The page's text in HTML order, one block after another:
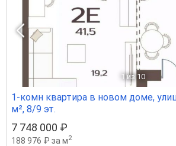
1 из 10
1-комн квартира в новом доме,
м², 8/9 эт.
7 748 000 ₽
188 976 ₽ за м2